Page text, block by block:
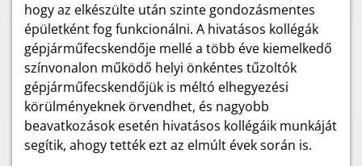
hogy az elkészülte után szinte gondozásmentes
épületként fog funkcionálni. A hivatásos kollégák
gépjárműfecskendője mellé a több éve kiemelkedő
színvonalon működő helyi önkéntes tűzoltók
gépjárműfecskendőjük is méltó elhegyezési
körülményeknek örvendhet, és nagyobb
beavatkozások esetén hivatásos kollégáik munkáját
segítik, ahogy tették ezt az elmúlt évek során is.